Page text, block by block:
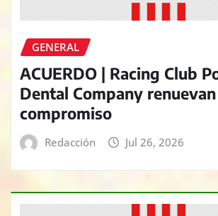
GENERAL
ACUERDO | Racing Club
Dental Company
compromiso
Redacción Jul 26, 2026